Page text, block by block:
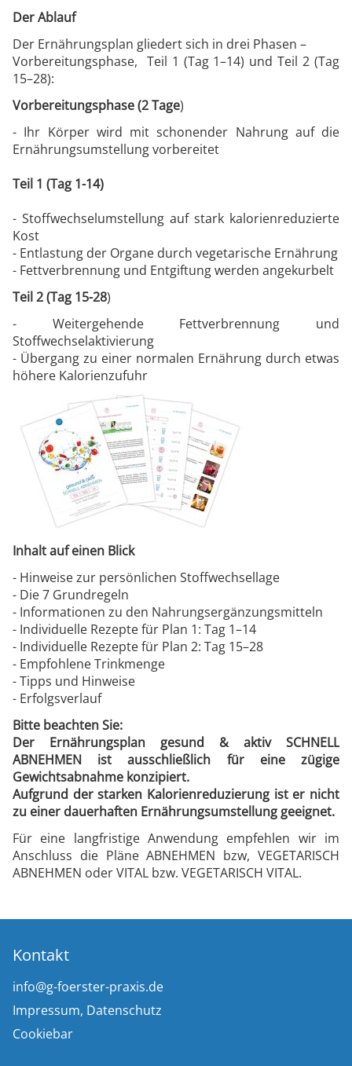
Der Ablauf
Der Ernährungsplan gliedert sich in drei Phasen –
Vorbereitungsphase, Teil 1 (Tag 1–14) und Teil 2 (Tag
15–28):
Vorbereitungsphase (2 Tage)
- Ihr Körper wird mit schonender Nahrung auf die
Ernährungsumstellung vorbereitet
Teil 1 (Tag 1-14)
- Stoffwechselumstellung auf stark kalorienreduzierte
Kost
- Entlastung der Organe durch vegetarische Ernährung
- Fettverbrennung und Entgiftung werden angekurbelt
Teil 2 (Tag 15-28)
- Weitergehende Fettverbrennung und
Stoffwechselaktivierung
- Übergang zu einer normalen Ernährung durch etwas
höhere Kalorienzufuhr
Inhalt auf einen Blick
- Hinweise zur persönlichen Stoffwechsellage
- Die 7 Grundregeln
- Informationen zu den Nahrungsergänzungsmitteln
- Individuelle Rezepte für Plan 1: Tag 1–14
- Individuelle Rezepte für Plan 2: Tag 15–28
- Empfohlene Trinkmenge
- Tipps und Hinweise
- Erfolgsverlauf
Bitte beachten Sie:
Der Ernährungsplan
gesund & aktiv SCHNELL
ABNEHMEN ist ausschließlich für eine zügige
Gewichtsabnahme konzipiert.
Aufgrund der starken Kalorienreduzierung ist er nicht
zu einer dauerhaften Ernährungsumstellung geeignet.
Für eine langfristige Anwendung empfehlen wir im
Anschluss die Pläne ABNEHMEN bzw, VEGETARISCH
ABNEHMEN oder VITAL bzw. VEGETARISCH VITAL.
Kontakt
info@g-foerster-praxis.de
Impressum, Datenschutz
Cookiebar